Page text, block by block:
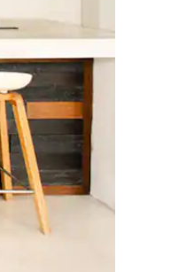
en faisant glisser.